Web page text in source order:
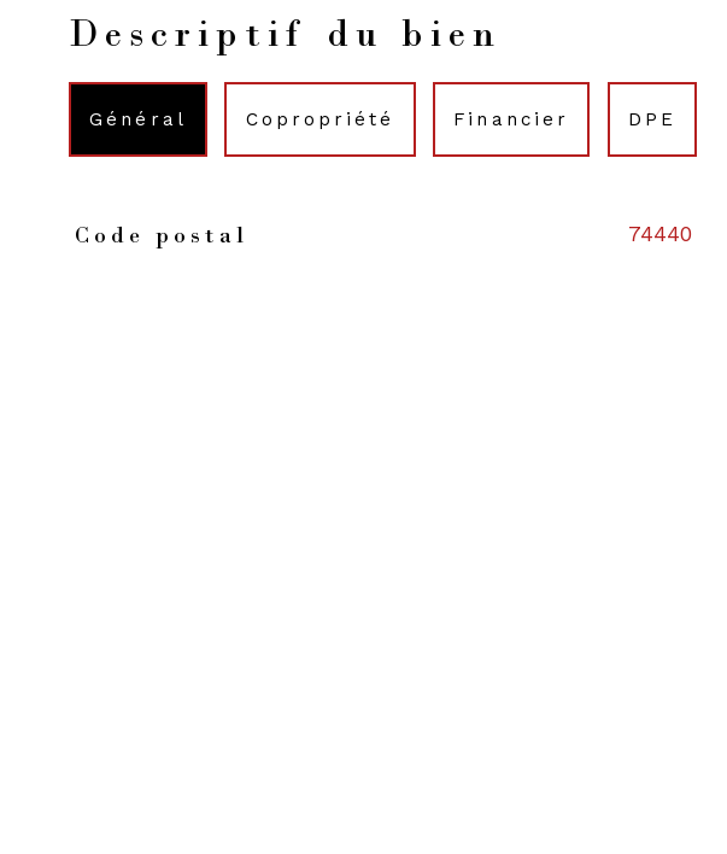
Descriptif du bien
général copropriété financier DPE
TRAD_PAMPERO_Caracteristique
Code postal 74440